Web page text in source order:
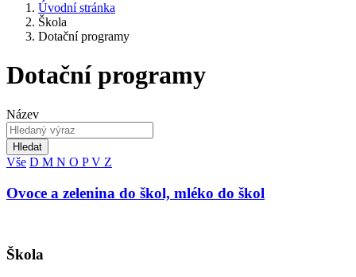
Úvodní stránka
Škola
Dotační programy
Dotační programy
Název
Hledat
Vše D M N O PV Z
Ovoce a zelenina do škol, mléko do škol
Škola